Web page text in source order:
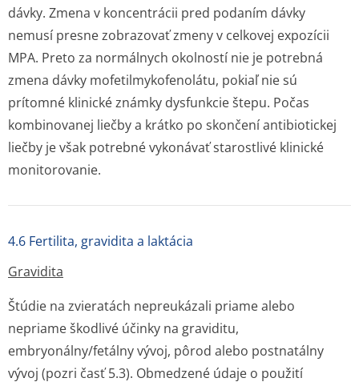
dávky. Zmena v koncentrácii pred podaním dávky
nemusí presne zobrazovať zmeny v celkovej expozícii
MPA. Preto za normálnych okolností nie je potrebná
zmena dávky mofetilmykofe­nolátu, pokiaľ nie sú
prítomné klinické známky dysfunkcie štepu. Počas
kombinovanej liečby a krátko po skončení antibiotickej
liečby je však potrebné vykonávať starostlivé klinické
monitorovanie.
4.6 Fertilita, gravidita a laktácia
Gravidita
Štúdie na zvieratách nepreukázali priame alebo
nepriame škodlivé účinky na graviditu,
embryonálny/fetálny vývoj, pôrod alebo postnatálny
vývoj (pozri časť 5.3). Obmedzené údaje o použití